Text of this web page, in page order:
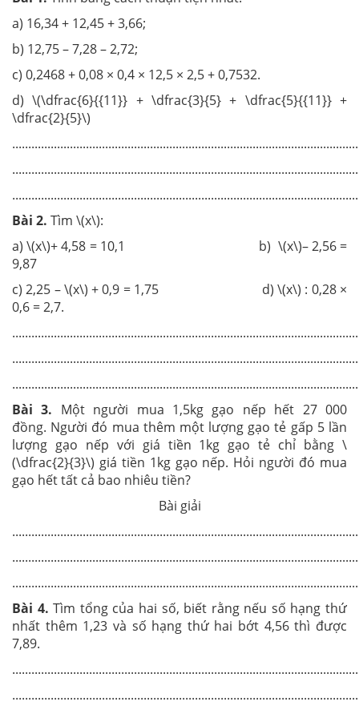
a) 16,34 + 12,45 + 3,66;
b) 12,75 – 7,28 – 2,72;
c) 0,2468 + 0,08 × 0,4 × 12,5 × 2,5 + 0,7532.
d) \(\dfrac{6}{{11}} + \dfrac{3}{5} + \dfrac{5}{{11}} +
\dfrac{2}{5}\)
Bài 2. Tìm \(x\):
a) \(x\)+ 4,58 = 10,1 b) \(x\)– 2,56 =
9,87
c) 2,25 – \(x\) + 0,9 = 1,75 d) \(x\) : 0,28 ×
0,6 = 2,7.
Bài 3. Một người mua 1,5kg gạo nếp hết 27 000
đồng. Người đó mua thêm một lượng gạo tẻ gấp 5 lần
lượng gạo nếp với giá tiền 1kg gạo tẻ chỉ bằng \
(\dfrac{2}{3}\) giá tiền 1kg gạo nếp. Hỏi người đó mua
gạo hết tất cả bao nhiêu tiền?
Bài giải
Bài 4. Tìm tổng của hai số, biết rằng nếu số hạng thứ
nhất thêm 1,23 và số hạng thứ hai bớt 4,56 thì được
7,89.